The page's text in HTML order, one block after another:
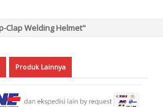
Clap Welding Helmet"
Produk Lainnya